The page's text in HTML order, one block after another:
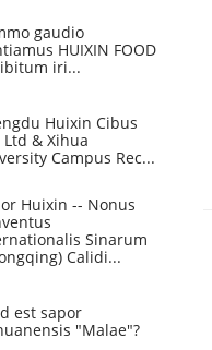
gaudio
HUIXIN FOOD
iri...
Huixin Cibus
Ltd & Xihua
Campus Rec...
Huixin -- Nonus
Sinarum
Calidi...
est sapor
"Malae"?